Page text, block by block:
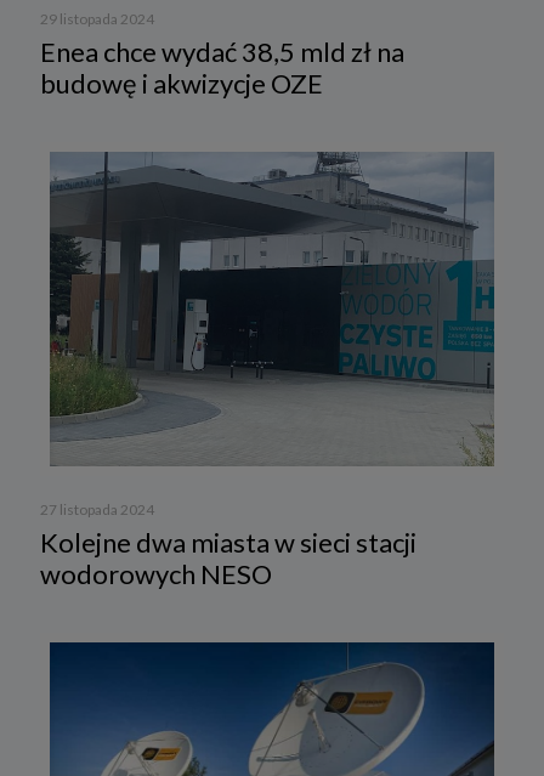
29 listopada 2024
Enea chce wydać 38,5 mld zł na
budowę i akwizycje OZE
27 listopada 2024
Kolejne dwa miasta w sieci stacji
wodorowych NESO